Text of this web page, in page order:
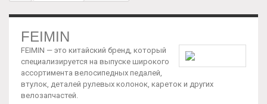
FEIMIN
FEIMIN — это китайский бренд, который
специализируется на выпуске широкого
ассортимента велосипедных педалей,
втулок, деталей рулевых колонок, кареток и других
велозапчастей.